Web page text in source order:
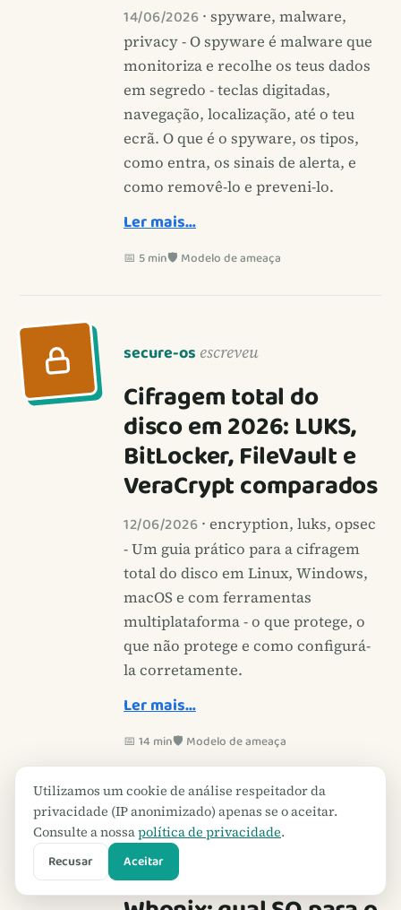
14/06/2026 · spyware, malware,
privacy - O spyware é malware que
monitoriza e recolhe os teus dados
em segredo - teclas digitadas,
navegação, localização, até o teu
ecrã. O que é o spyware, os tipos,
como entra, os sinais de alerta, e
como removê-lo e preveni-lo.
Ler mais…
📅 5 min🛡️ Modelo de ameaça
secure-os escreveu
Cifragem total do
disco em 2026: LUKS,
BitLocker, FileVault e
VeraCrypt comparados
12/06/2026 · encryption, luks, opsec
- Um guia prático para a cifragem
total do disco em Linux, Windows,
macOS e com ferramentas
multiplataforma - o que protege, o
que não protege e como configurá-
la corretamente.
Ler mais…
📅 14 min🛡️ Modelo de ameaça
secure-osescreveu
Qubes vs Tails vs
Utilizamos um cookie de análise respeitador da
privacidade (IP anonimizado) apenas se o aceitar.
Consulte a nossapolítica de privacidade.
Recusar Aceitar